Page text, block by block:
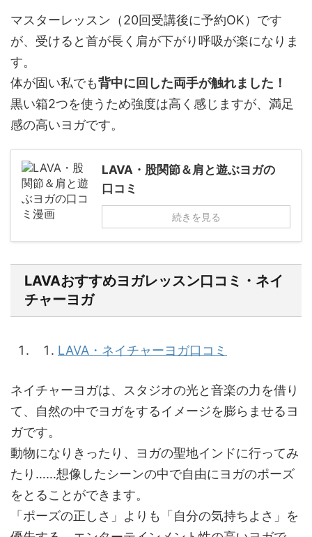
マスターレッスン（20回受講後に予約OK）です
が、受けると首が長く肩が下がり呼吸が楽になりま
す。
体が固い私でも背中に回した両手が触れました！
黒い箱2つを使うため強度は高く感じますが、満足
感の高いヨガです。
LAVA・股関節＆肩と遊ぶヨガの
口コミ
続きを見る
LAVAおすすめヨガレッスン口コミ・ネイ
チャーヨガ
LAVA・ネイチャーヨガ口コミ
ネイチャーヨガは、スタジオの光と音楽の力を借り
て、自然の中でヨガをするイメージを膨らませるヨ
ガです。
動物になりきったり、ヨガの聖地インドに行ってみ
たり……想像したシーンの中で自由にヨガのポーズ
をとることができます。
「ポーズの正しさ」よりも「自分の気持ちよさ」を